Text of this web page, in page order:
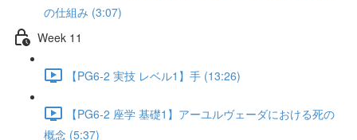
の仕組み (3:07)
Week 11
【PG6-2 実技 レベル1】手 (13:26)
【PG6-2 座学 基礎1】アーユルヴェーダにおける死の
概念 (5:37)